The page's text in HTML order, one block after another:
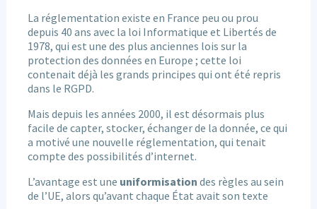
La réglementation existe en France peu ou prou
depuis 40 ans avec la loi Informatique et Libertés de
1978, qui est une des plus anciennes lois sur la
protection des données en Europe ; cette loi
contenait déjà les grands principes qui ont été repris
dans le RGPD.
Mais depuis les années 2000, il est désormais plus
facile de capter, stocker, échanger de la donnée, ce qui
a motivé une nouvelle réglementation, qui tenait
compte des possibilités d’internet.
L’avantage est une uniformisation des règles au sein
de l’UE, alors qu’avant chaque État avait son texte